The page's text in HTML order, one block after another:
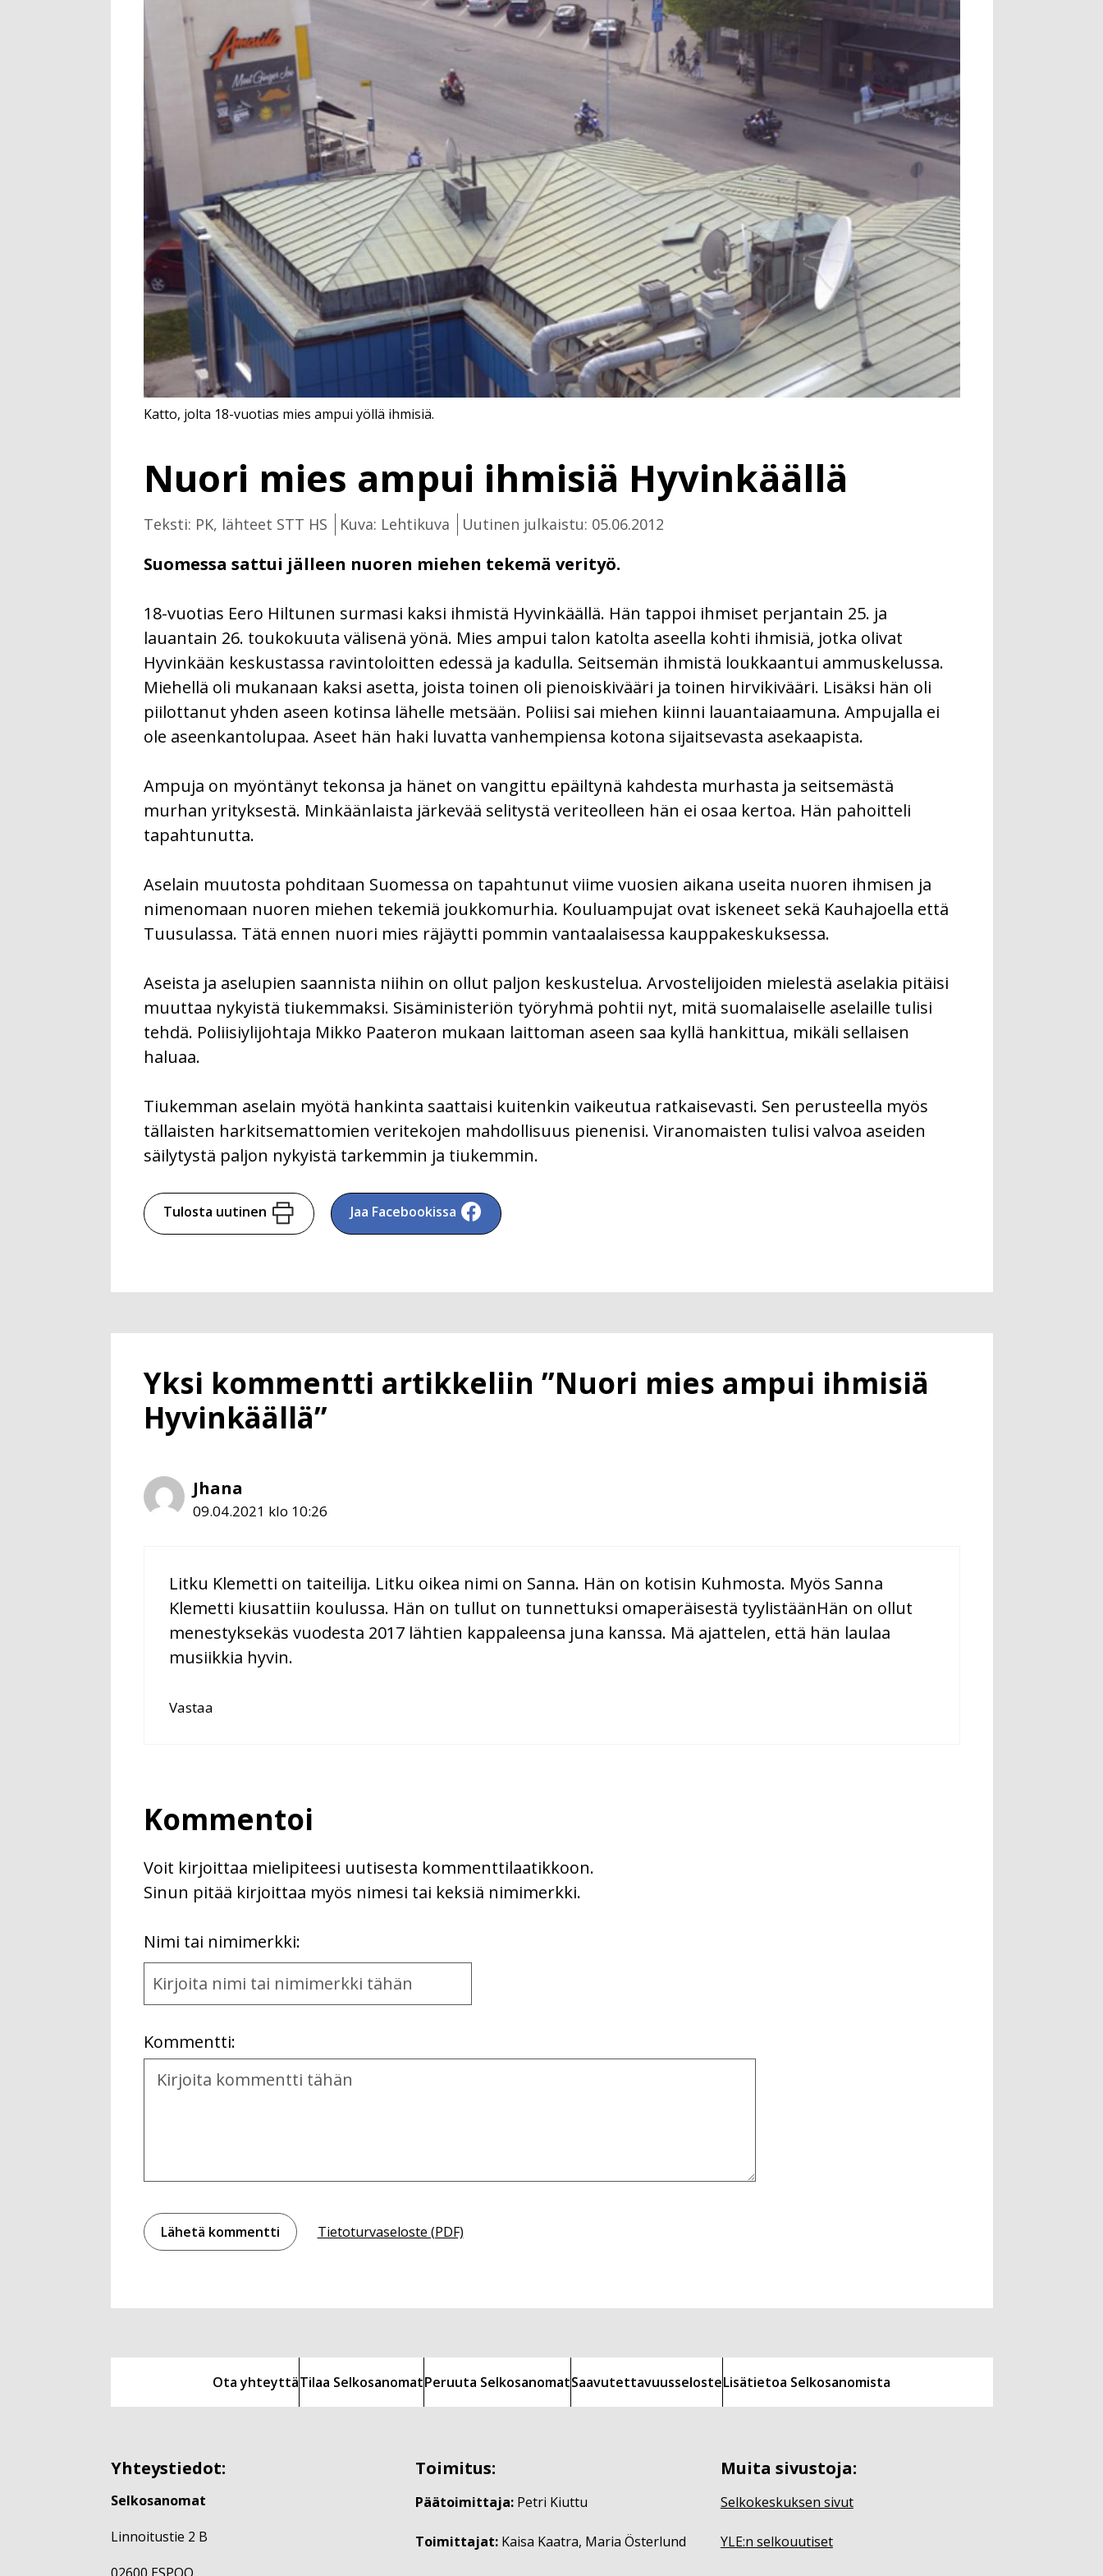
Nuori mies ampui ihmisiä Hyvinkäällä
Teksti: PK, lähteet STT HS Kuva: Lehtikuva Uutinen julkaistu: 05.06.2012
Suomessa sattui jälleen nuoren miehen tekemä verityö.
Katto, jolta 18-vuotias mies ampui yöllä ihmisiä.
18-vuotias Eero Hiltunen surmasi kaksi ihmistä Hyvinkäällä. Hän tappoi ihmiset perjantain 25. ja
lauantain 26. toukokuuta välisenä yönä. Mies ampui talon katolta aseella kohti ihmisiä, jotka olivat
Hyvinkään keskustassa ravintoloitten edessä ja kadulla. Seitsemän ihmistä loukkaantui ammuskelussa.
Miehellä oli mukanaan kaksi asetta, joista toinen oli pienoiskivääri ja toinen hirvikivääri. Lisäksi hän oli
piilottanut yhden aseen kotinsa lähelle metsään. Poliisi sai miehen kiinni lauantaiaamuna. Ampujalla ei
ole aseenkantolupaa. Aseet hän haki luvatta vanhempiensa kotona sijaitsevasta asekaapista.
Ampuja on myöntänyt tekonsa ja hänet on vangittu epäiltynä kahdesta murhasta ja seitsemästä
murhan yrityksestä. Minkäänlaista järkevää selitystä veriteolleen hän ei osaa kertoa. Hän pahoitteli
tapahtunutta.
Aselain muutosta pohditaan Suomessa on tapahtunut viime vuosien aikana useita nuoren ihmisen ja
nimenomaan nuoren miehen tekemiä joukkomurhia. Kouluampujat ovat iskeneet sekä Kauhajoella että
Tuusulassa. Tätä ennen nuori mies räjäytti pommin vantaalaisessa kauppakeskuksessa.
Aseista ja aselupien saannista niihin on ollut paljon keskustelua. Arvostelijoiden mielestä aselakia pitäisi
muuttaa nykyistä tiukemmaksi. Sisäministeriön työryhmä pohtii nyt, mitä suomalaiselle aselaille tulisi
tehdä. Poliisiylijohtaja Mikko Paateron mukaan laittoman aseen saa kyllä hankittua, mikäli sellaisen
haluaa.
Tiukemman aselain myötä hankinta saattaisi kuitenkin vaikeutua ratkaisevasti. Sen perusteella myös
tällaisten harkitsemattomien veritekojen mahdollisuus pienenisi. Viranomaisten tulisi valvoa aseiden
säilytystä paljon nykyistä tarkemmin ja tiukemmin.
Tulosta uutinen Jaa Facebookissa
Yksi kommentti artikkeliin ”Nuori mies ampui ihmisiä
Hyvinkäällä”
Jhana
09.04.2021 klo 10:26
Litku Klemetti on taiteilija. Litku oikea nimi on Sanna. Hän on kotisin Kuhmosta. Myös Sanna
Klemetti kiusattiin koulussa. Hän on tullut on tunnettuksi omaperäisestä tyylistäänHän on ollut
menestyksekäs vuodesta 2017 lähtien kappaleensa juna kanssa. Mä ajattelen, että hän laulaa
musiikkia hyvin.
Vastaa
Kommentoi
Voit kirjoittaa mielipiteesi uutisesta kommenttilaatikkoon.
Sinun pitää kirjoittaa myös nimesi tai keksiä nimimerkki.
Nimi tai nimimerkki:First
Name
and
Kommentti:
Kommentti
Tietoturvaseloste (PDF)
Ota yhteyttäTilaa SelkosanomatPeruuta SelkosanomatSaavutettavuusselosteLisätietoa Selkosanomista
Yhteystiedot:
Selkosanomat
Linnoitustie 2 B
Toimitus:
Päätoimittaja: Petri Kiuttu
Toimittajat: Kaisa Kaatra, Maria Österlund
Muita sivustoja:
Selkokeskuksen sivut
YLE:n selkouutiset